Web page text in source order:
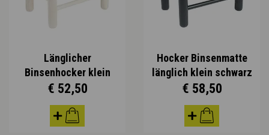
Länglicher
Binsenhocker klein
€ 52,50
Hocker Binsenmatte
länglich klein schwarz
€ 58,50